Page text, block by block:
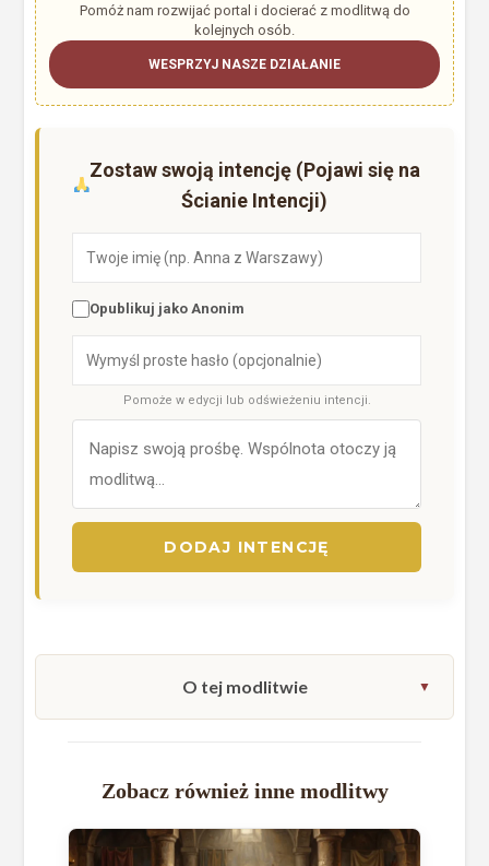
Pomóż nam rozwijać portal i docierać z modlitwą do
kolejnych osób.
WESPRZYJ NASZE DZIAŁANIE
Zostaw swoją intencję (Pojawi się na
Ścianie Intencji)
Opublikuj jako Anonim
Pomoże w edycji lub odświeżeniu intencji.
DODAJ INTENCJĘ
O tej modlitwie
Zobacz również inne modlitwy